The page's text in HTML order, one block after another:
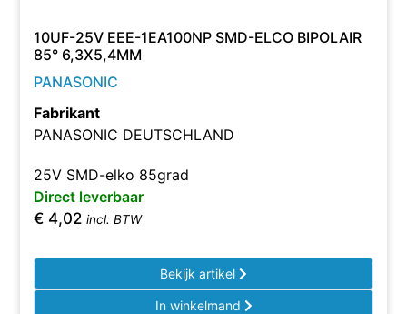
10UF-25V EEE-1EA100NP SMD-ELCO BIPOLAIR
85° 6,3X5,4MM
PANASONIC
Fabrikant
PANASONIC DEUTSCHLAND
25V SMD-elko 85grad
Direct leverbaar
€ 4,02 incl. BTW
Bekijk artikel
In winkelmand